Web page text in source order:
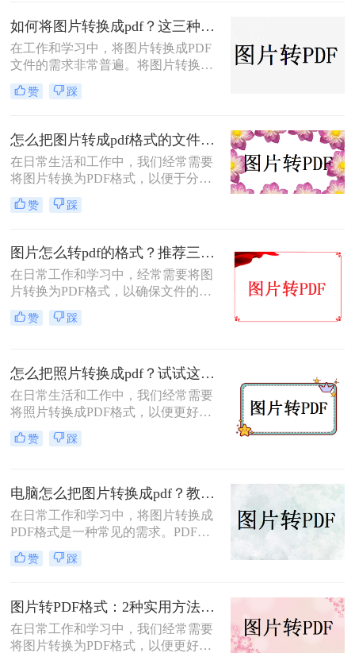
和适用场景，您可以根据自己的需求
选择最合适的方式。
如何将图片转换成pdf？这三种方法帮助你解决问题！
在工作和学习中，将图片转换成PDF
文件的需求非常普遍。将图片转换成
PDF不仅可以方便地整合多张图片，
还可以确保文件格式的一致性和兼容
文将介绍三种常见的图片转PDF方
法。
赞 踩
怎么把图片转成pdf格式的文件？尝试下面三种方法！
在日常生活和工作中，我们经常需要
将图片转换为PDF格式，以便于分
享、打印或归档。那么怎么把图片转
成pdf格式的文件呢？本文将介绍三种
方法都有其特点和适用场景，您可以
根据自己的需求选择最合适的方式。
赞 踩
图片怎么转pdf的格式？推荐三种实用的方法！
在日常工作和学习中，经常需要将图
片转换为PDF格式，以确保文件的格
式和排版保持不变，同时方便分享和
传递。那么图片怎么转PDF的格式
赞 踩
怎么把照片转换成pdf？试试这三个转换方法！
在日常生活和工作中，我们经常需要
将照片转换成PDF格式，以便更好地
进行分享、存储或打印。那么怎么把
照片转换成pdf呢？本文将介绍三种将
赞 踩
电脑怎么把图片转换成pdf？教你4种简单的方法！
在日常工作和学习中，将图片转换成
PDF格式是一种常见的需求。PDF格
式具有支持矢量图形、打印格式不走
样、兼容性高、体积小以及支持批注
格式。那么电脑怎么把图片转换成pdf
呢？本文将介绍四种常见的图片转
PDF的方法。
赞 踩
图片转PDF格式：2种实用方法的关键参数和输出质量对比！
在日常工作和学习中，我们经常需要
将图片转换为PDF格式，以便更好地